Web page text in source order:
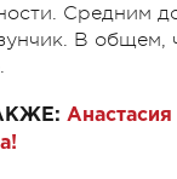
Средним
В общем,